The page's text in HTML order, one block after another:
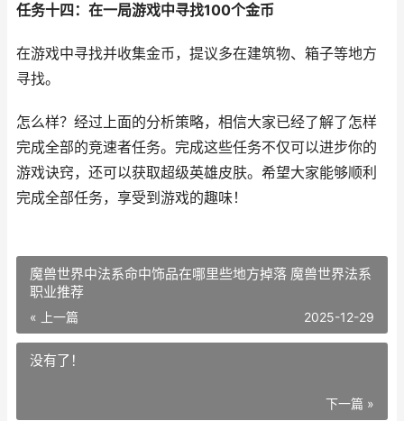
任务十四：在一局游戏中寻找100个金币
在游戏中寻找并收集金币，提议多在建筑物、箱子等地方
寻找。
怎么样？经过上面的分析策略，相信大家已经了解了怎样
完成全部的竞速者任务。完成这些任务不仅可以进步你的
游戏诀窍，还可以获取超级英雄皮肤。希望大家能够顺利
完成全部任务，享受到游戏的趣味！
魔兽世界中法系命中饰品在哪里些地方掉落 魔兽世界法系
职业推荐
« 上一篇 2025-12-29
没有了！
下一篇 »